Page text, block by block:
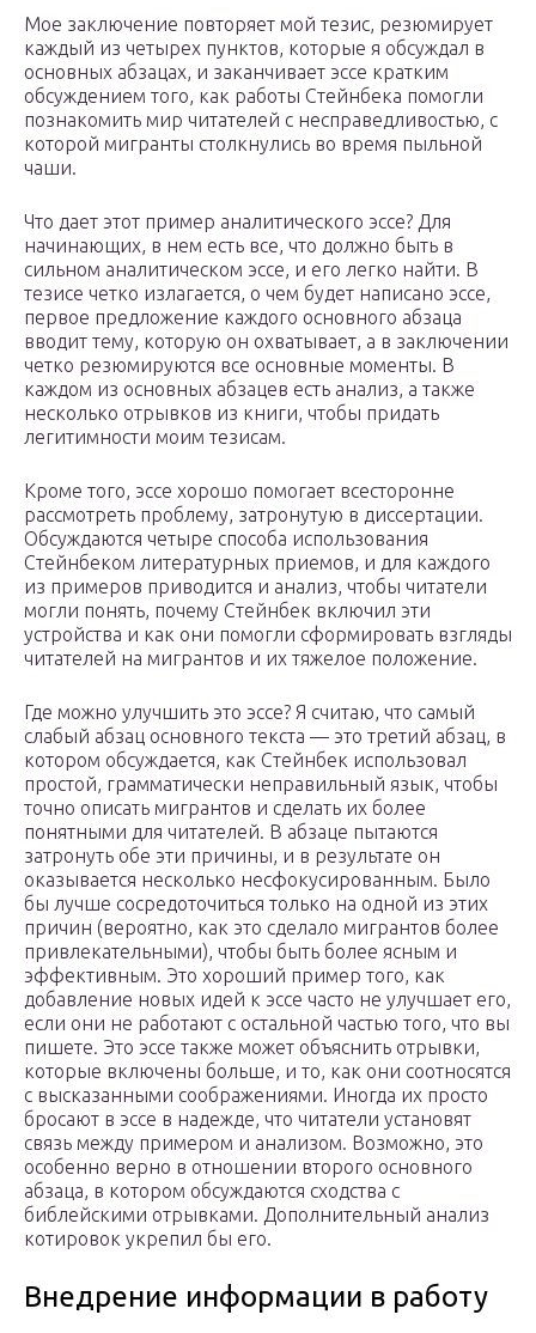
Мое заключение повторяет мой тезис, резюмирует
каждый из четырех пунктов, которые я обсуждал в
основных абзацах, и заканчивает эссе кратким
обсуждением того, как работы Стейнбека помогли
познакомить мир читателей с несправедливостью, с
которой мигранты столкнулись во время пыльной
чаши.
Что дает этот пример аналитического эссе? Для
начинающих, в нем есть все, что должно быть в
сильном аналитическом эссе, и его легко найти. В
тезисе четко излагается, о чем будет написано эссе,
первое предложение каждого основного абзаца
вводит тему, которую он охватывает, а в заключении
четко резюмируются все основные моменты. В
каждом из основных абзацев есть анализ, а также
несколько отрывков из книги, чтобы придать
легитимности моим тезисам.
Кроме того, эссе хорошо помогает всесторонне
рассмотреть проблему, затронутую в диссертации.
Обсуждаются четыре способа использования
Стейнбеком литературных приемов, и для каждого
из примеров приводится и анализ, чтобы читатели
могли понять, почему Стейнбек включил эти
устройства и как они помогли сформировать взгляды
читателей на мигрантов и их тяжелое положение.
Где можно улучшить это эссе? Я считаю, что самый
слабый абзац основного текста — это третий абзац, в
котором обсуждается, как Стейнбек использовал
простой, грамматически неправильный язык, чтобы
точно описать мигрантов и сделать их более
понятными для читателей. В абзаце пытаются
затронуть обе эти причины, и в результате он
оказывается несколько несфокусированным. Было
бы лучше сосредоточиться только на одной из этих
причин (вероятно, как это сделало мигрантов более
привлекательными), чтобы быть более ясным и
эффективным. Это хороший пример того, как
добавление новых идей к эссе часто не улучшает его,
если они не работают с остальной частью того, что вы
пишете. Это эссе также может объяснить отрывки,
которые включены больше, и то, как они соотносятся
с высказанными соображениями. Иногда их просто
бросают в эссе в надежде, что читатели установят
связь между примером и анализом. Возможно, это
особенно верно в отношении второго основного
абзаца, в котором обсуждаются сходства с
библейскими отрывками. Дополнительный анализ
котировок укрепил бы его.
Внедрение информации в работу